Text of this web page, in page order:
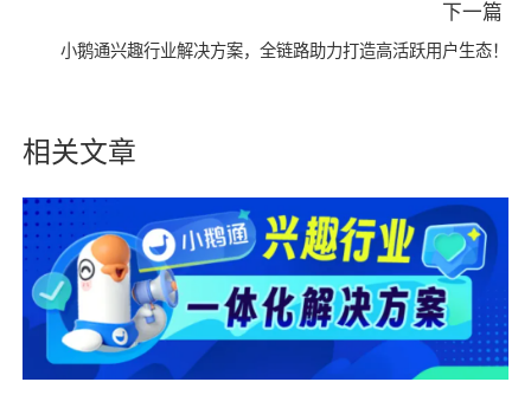
下一篇
小鹅通兴趣行业解决方案，全链路助力打造高活跃用户生态！
相关文章